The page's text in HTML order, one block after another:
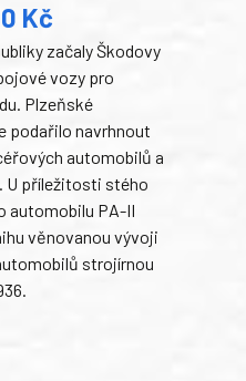
Kč
začaly Škodovy
vozy pro
Plzeňské
podařilo navrhnout
automobilů a
U příležitosti stého
automobilu PA-II
věnovanou vývoji
strojírnou